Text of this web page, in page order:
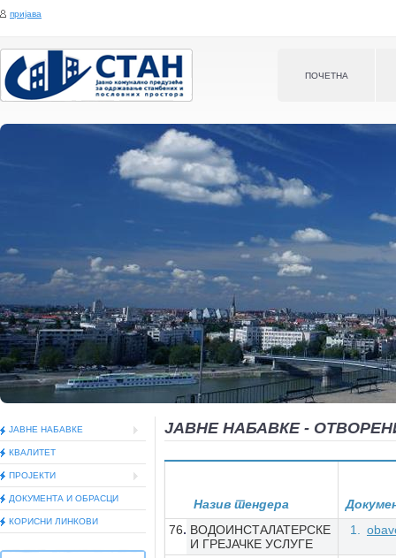
ПOЧЕТНА
пријава
ЈАВНЕ НАБАВКЕ -
Назив тендера
76
ВОДОИНСТАЛАТЕРСКЕ
И ГРЕЈАЧКЕ УСЛУГЕ
ЈАВНЕ НАБАВКЕ
КВАЛИТЕТ
ПРОЈЕКТИ
ДОКУМEНТА И ОБРАСЦИ
КОРИСНИ ЛИНКОВИ